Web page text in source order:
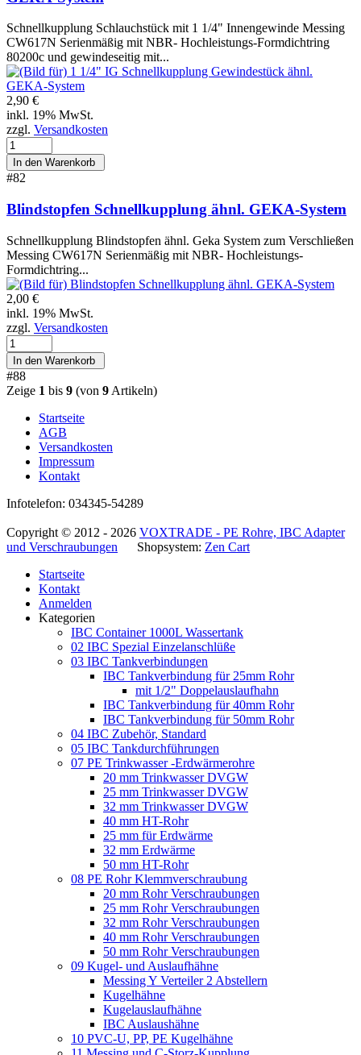
Schnellkupplung Schlauchstück mit 1 1/4" Innengewinde Messing
CW617N Serienmäßig mit NBR- Hochleistungs-Formdichtring
80200c und gewindeseitig mit...
2,90 €
inkl. 19% MwSt.
zzgl. Versandkosten
#82
Blindstopfen Schnellkupplung ähnl. GEKA-System
Schnellkupplung Blindstopfen ähnl. Geka System zum Verschließen
Messing CW617N Serienmäßig mit NBR- Hochleistungs-
Formdichtring...
2,00 €
inkl. 19% MwSt.
zzgl. Versandkosten
#88
Zeige 1 bis 9 (von 9 Artikeln)
Startseite
AGB
Versandkosten
Impressum
Kontakt
Infotelefon: 034345-54289
Copyright © 2012 - 2026 VOXTRADE - PE Rohre, IBC Adapter
und Verschraubungen Shopsystem: Zen Cart
Startseite
Kontakt
Anmelden
Kategorien
IBC Container 1000L Wassertank
02 IBC Spezial Einzelanschlüße
03 IBC Tankverbindungen
IBC Tankverbindung für 25mm Rohr
mit 1/2" Doppelauslaufhahn
IBC Tankverbindung für 40mm Rohr
IBC Tankverbindung für 50mm Rohr
04 IBC Zubehör, Standard
05 IBC Tankdurchführungen
07 PE Trinkwasser -Erdwärmerohre
20 mm Trinkwasser DVGW
25 mm Trinkwasser DVGW
32 mm Trinkwasser DVGW
40 mm HT-Rohr
25 mm für Erdwärme
32 mm Erdwärme
50 mm HT-Rohr
08 PE Rohr Klemmverschraubung
20 mm Rohr Verschraubungen
25 mm Rohr Verschraubungen
32 mm Rohr Verschraubungen
40 mm Rohr Verschraubungen
50 mm Rohr Verschraubungen
09 Kugel- und Auslaufhähne
Messing Y Verteiler 2 Abstellern
Kugelhähne
Kugelauslaufhähne
IBC Auslaushähne
10 PVC-U, PP, PE Kugelhähne